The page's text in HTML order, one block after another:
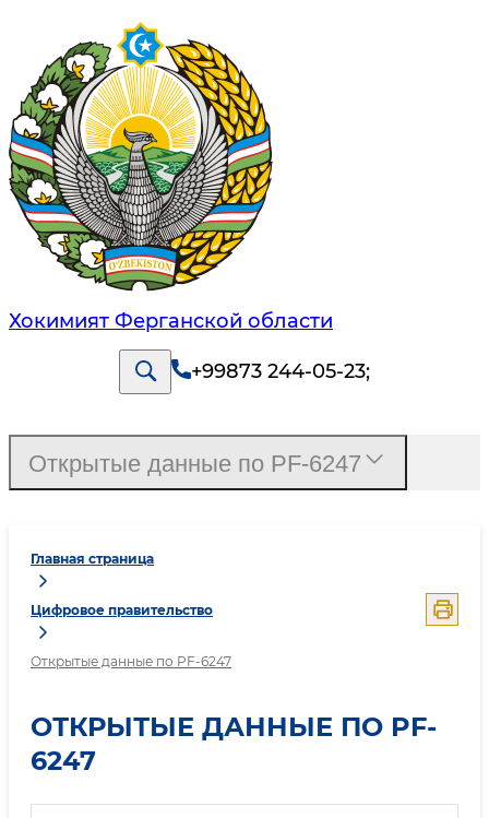
Хокимият Ферганской области
+99873 244-05-23;
Главная страница
Цифровое правительство
Открытые данные по PF-6247
ОТКРЫТЫЕ ДАННЫЕ ПО PF-
6247
Открытые данные по PF-6247